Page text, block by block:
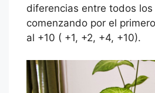
diferencias entre todos los
comenzando por el
al +10 ( +1, +2, +4, +10).